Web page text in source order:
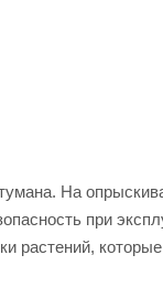
На
при
растений,